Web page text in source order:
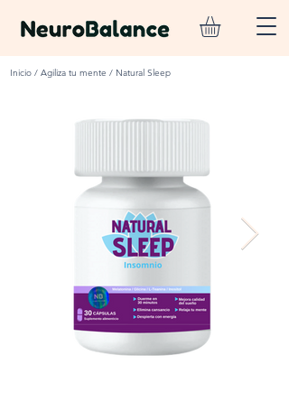
Inicio / Agiliza tu mente / Natural Sleep